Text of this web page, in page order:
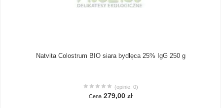
Natvita Colostrum BIO siara bydlęca 25% IgG 250 g
(opinie: 0)
Cena 279,00 zł